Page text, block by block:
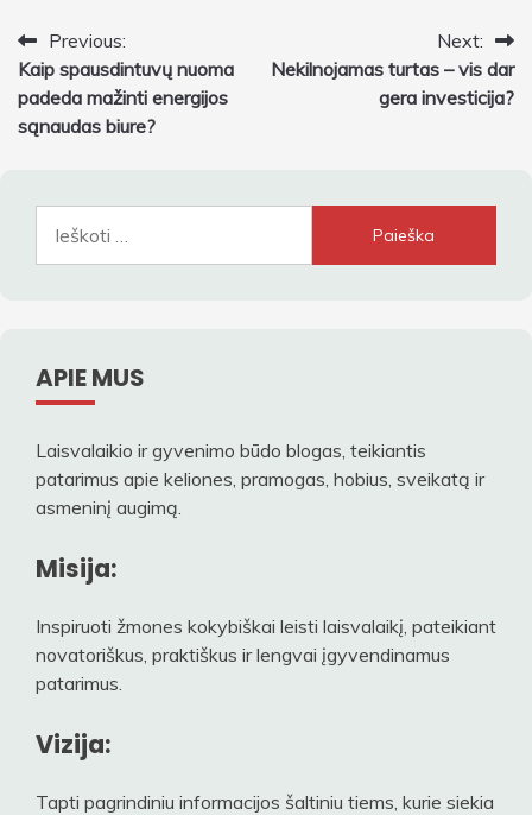
Navigacija
tarp
įrašų
Previous:
Kaip spausdintuvų nuoma
padeda mažinti energijos
sąnaudas biure?
Next:
Nekilnojamas turtas – vis dar
gera investicija?
APIE MUS
Laisvalaikio ir gyvenimo būdo blogas, teikiantis
patarimus apie keliones, pramogas, hobius, sveikatą ir
asmeninį augimą.
Misija:
Inspiruoti žmones kokybiškai leisti laisvalaikį, pateikiant
novatoriškus, praktiškus ir lengvai įgyvendinamus
patarimus.
Vizija:
Tapti pagrindiniu informacijos šaltiniu tiems, kurie siekia